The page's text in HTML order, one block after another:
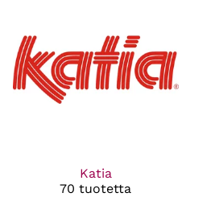
Katia
70 tuotetta